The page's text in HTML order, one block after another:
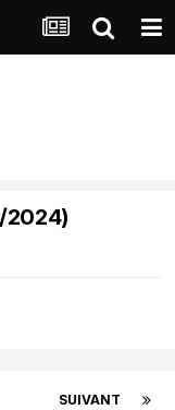
2024)
SUIVANT